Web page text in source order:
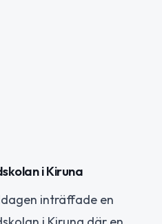
i Kiruna
inträffade en